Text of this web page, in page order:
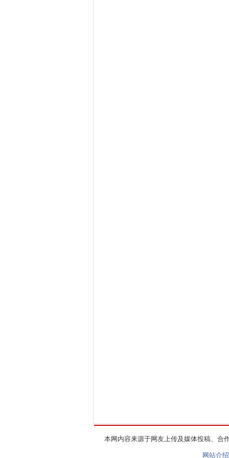
本网内容来源于网友上传及媒体投稿、合
网站介绍